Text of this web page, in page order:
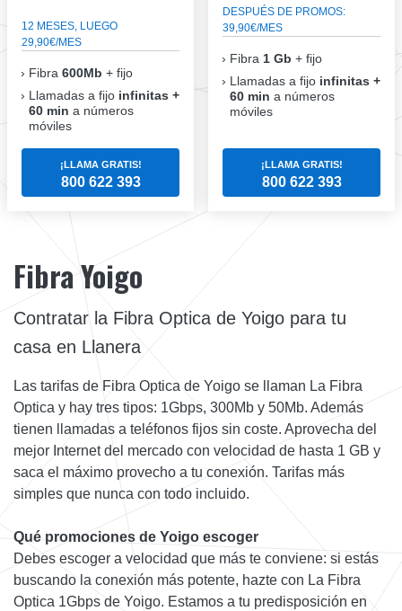
12 MESES, LUEGO
29,90€/MES
Fibra 600Mb + fijo
Llamadas a fijo infinitas +
60 min a números
móviles
¡LLAMA GRATIS!
800 622 393
DESPUÉS DE PROMOS:
39,90€/MES
Fibra 1 Gb + fijo
Llamadas a fijo infinitas +
60 min a números
móviles
¡LLAMA GRATIS!
800 622 393
Fibra Yoigo
Contratar la Fibra Optica de Yoigo para tu
casa en Llanera
Las tarifas de Fibra Optica de Yoigo se llaman La Fibra
Optica y hay tres tipos: 1Gbps, 300Mb y 50Mb. Además
tienen llamadas a teléfonos fijos sin coste. Aprovecha del
mejor Internet del mercado con velocidad de hasta 1 GB y
saca el máximo provecho a tu conexión. Tarifas más
simples que nunca con todo incluido.
Qué promociones de Yoigo escoger
Debes escoger a velocidad que más te conviene: si estás
buscando la conexión más potente, hazte con La Fibra
Optica 1Gbps de Yoigo. Estamos a tu predisposición en